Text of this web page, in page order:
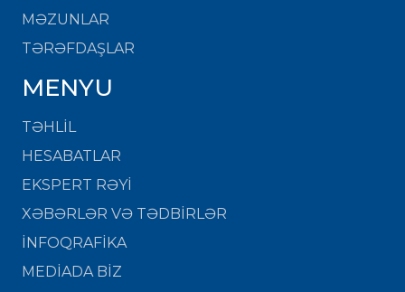
MƏZUNLAR
TƏRƏFDAŞLAR
MENYU
TƏHLİL
HESABATLAR
EKSPERT RƏYİ
XƏBƏRLƏR VƏ TƏDBİRLƏR
İNFOQRAFİKA
MEDİADA BİZ